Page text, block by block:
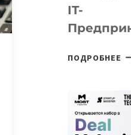
IT-
ПОДРОБНЕЕ